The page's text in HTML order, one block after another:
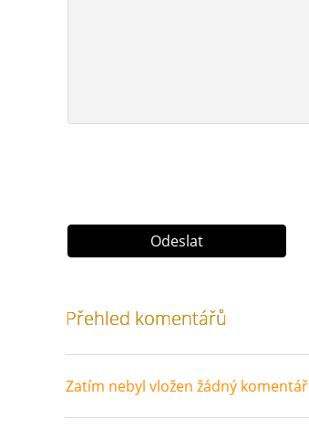
Přehled komentářů
Zatím nebyl vložen žádný komentář